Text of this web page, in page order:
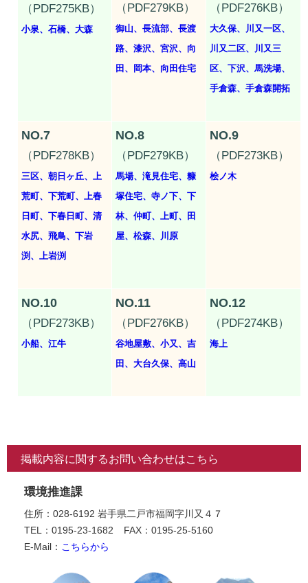
（PDF275KB）
小泉、石橋、大森
（PDF279KB）
御山、長流部、長渡
路、漆沢、宮沢、向
田、岡本、向田住宅
（PDF276KB）
大久保、川又一区、
川又二区、川又三
区、下沢、馬洗場、
手倉森、手倉森開拓
NO.7
（PDF278KB）
三区、朝日ヶ丘、上
荒町、下荒町、上春
日町、下春日町、清
水尻、飛鳥、下岩
渕、上岩渕
NO.8
（PDF279KB）
馬場、滝見住宅、糠
塚住宅、寺ノ下、下
林、仲町、上町、田
屋、松森、川原
NO.9
（PDF273KB）
桧ノ木
NO.10
（PDF273KB）
小船、江牛
NO.11
（PDF276KB）
谷地屋敷、小又、吉
田、大台久保、高山
NO.12
（PDF274KB）
海上
掲載内容に関するお問い合わせはこちら
環境推進課
住所：028-6192 岩手県二戸市福岡字川又４７
TEL：0195-23-1682
FAX：0195-25-5160
E-Mail： こちらから